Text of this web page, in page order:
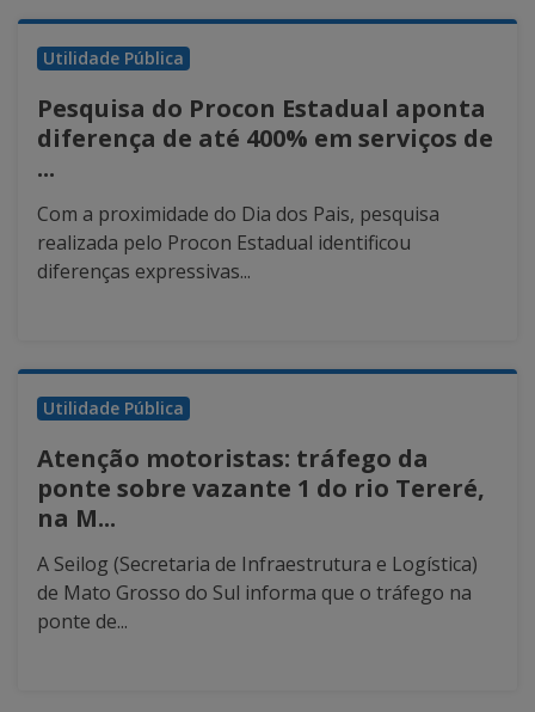
Utilidade Pública
Pesquisa do Procon Estadual aponta
diferença de até 400% em serviços de
...
Com a proximidade do Dia dos Pais, pesquisa
realizada pelo Procon Estadual identificou
diferenças expressivas...
Utilidade Pública
Atenção motoristas: tráfego da
ponte sobre vazante 1 do rio Tereré,
na M...
A Seilog (Secretaria de Infraestrutura e Logística)
de Mato Grosso do Sul informa que o tráfego na
ponte de...